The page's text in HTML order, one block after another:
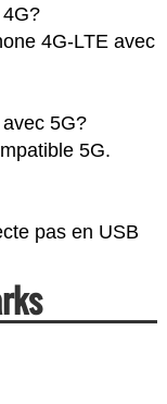
4G-LTE avec
5G?
5G.
pas en USB